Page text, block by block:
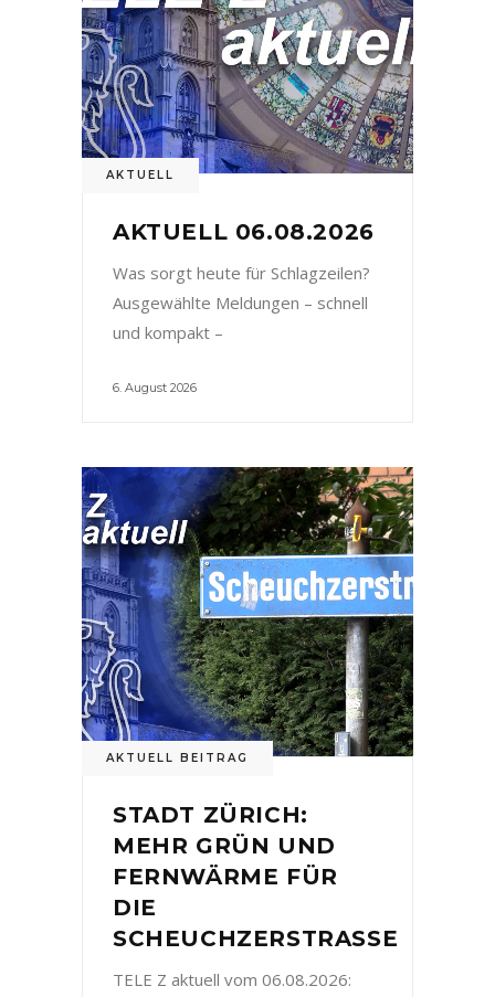
AKTUELL
AKTUELL 06.08.2026
Was sorgt heute für Schlagzeilen?
Ausgewählte Meldungen – schnell
und kompakt –
6. August 2026
AKTUELL BEITRAG
STADT ZÜRICH:
MEHR GRÜN UND
FERNWÄRME FÜR
DIE
SCHEUCHZERSTRASSE
TELE Z aktuell vom 06.08.2026: